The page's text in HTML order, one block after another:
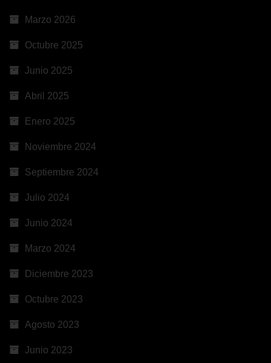
Marzo 2026
Octubre 2025
Junio 2025
Abril 2025
Enero 2025
Noviembre 2024
Septiembre 2024
Julio 2024
Junio 2024
Marzo 2024
Diciembre 2023
Octubre 2023
Agosto 2023
Junio 2023